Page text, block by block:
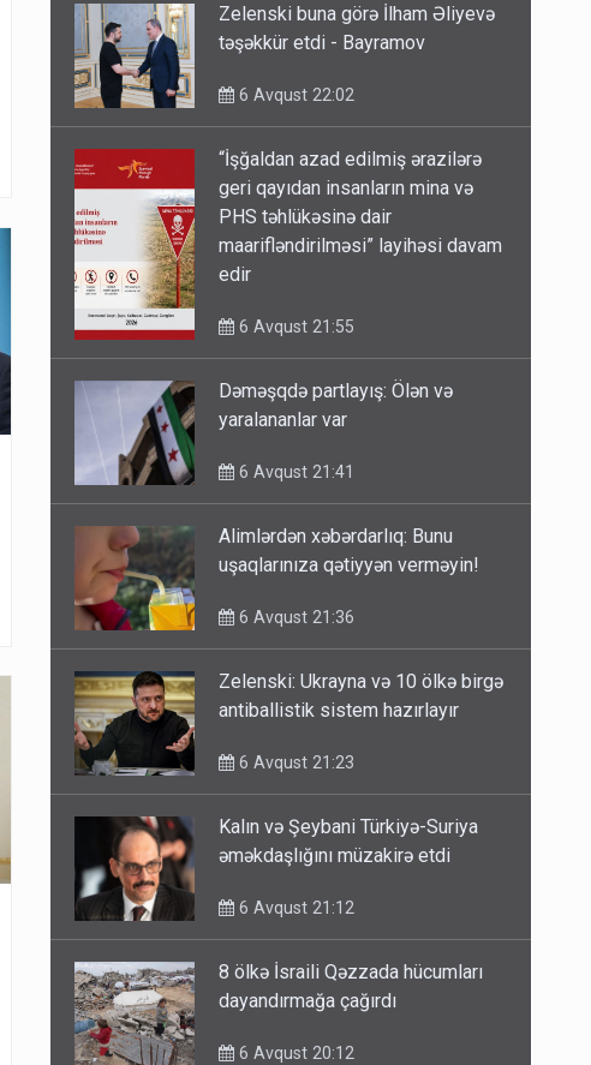
Zelenski buna görə İlham Əliyevə
təşəkkür etdi - Bayramov
6 Avqust 22:02
“İşğaldan azad edilmiş ərazilərə
geri qayıdan insanların mina və
PHS təhlükəsinə dair
maarifləndirilməsi” layihəsi davam
edir
6 Avqust 21:55
Dəməşqdə partlayış: Ölən və
yaralananlar var
6 Avqust 21:41
Alimlərdən xəbərdarlıq: Bunu
uşaqlarınıza qətiyyən verməyin!
6 Avqust 21:36
Zelenski: Ukrayna və 10 ölkə birgə
antiballistik sistem hazırlayır
6 Avqust 21:23
Kalın və Şeybani Türkiyə-Suriya
əməkdaşlığını müzakirə etdi
6 Avqust 21:12
8 ölkə İsraili Qəzzada hücumları
dayandırmağa çağırdı
6 Avqust 20:12